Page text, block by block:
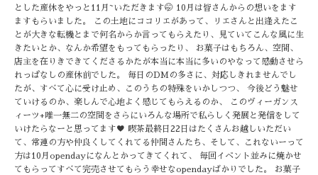
とした産休をやっと11月~いただきます🤭 10月は皆さんからの想いをます
ますもらいました。 この土地にココリエがあって、リエさんと出逢えたこ
とが大きな転機とまで何名からか言ってもらえたり、見ていてこんな風に生
きたいとか、なんか希望をもってもらったり、 お菓子はもちろん、空間、
店主を在りきできてくださるかたが本当に本当に多いのやなって感動させら
れっぱなしの産休前でした。 毎日のDMの多さに、対応しきれませんでし
たが、すべて心に受け止め、このうちの特殊をいかしつつ、 今後どう魅せ
ていけるのか、楽しんで心地よく感じてもらえるのか、 このヴィーガンス
ィーツ+唯一無二の空間をさらにいろんな場所で私らしく発展と発信をして
いけたらなーと思ってます♥ 喫茶最終日22日はたくさんお越しいただい
て、常連の方や仲良くしてくれてる仲間さんたち、そして、これないーって
方は10月opendayになんとかってきてくれて、 毎回イベント並みに焼かせ
てもらってすべて完売させてもらう幸せなopendayばかりでした。 お菓子